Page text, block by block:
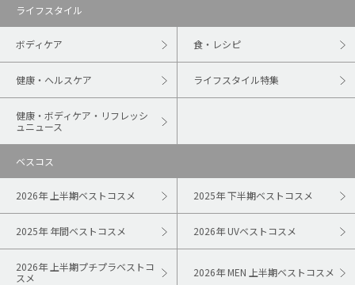
ライフスタイル
ボディケア 食・レシピ
健康・ヘルスケア ライフスタイル特集
健康・ボディケア・リフレッシ
ュニュース
ベスコス
2026年 上半期ベストコスメ 2025年 下半期ベストコスメ
2025年 年間ベストコスメ 2026年 UVベストコスメ
2026年 上半期プチプラベストコ
スメ
2026年 MEN 上半期ベストコスメ